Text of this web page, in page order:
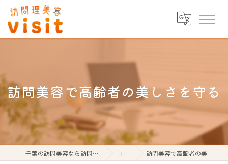
訪問美容で高齢者の美しさを守る
千葉の訪問美容なら訪問理美容visit コラム 訪問美容で高齢者の美しさを守る